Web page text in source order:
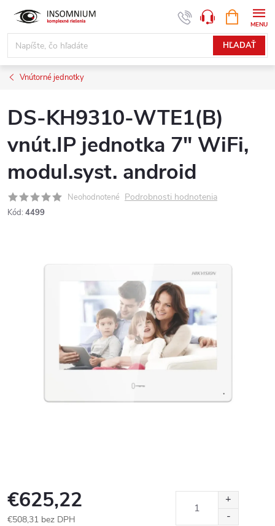
obsah
HĽADAŤ
KOŠÍK
Vnútorné jednotky
DS-KH9310-WTE1(B)
vnút.IP jednotka 7" WiFi,
modul.syst. android
Neohodnotené Podrobnosti hodnotenia
Kód: 4499
€625,22
€508,31 bez DPH
www.insomnium.sk - Chat